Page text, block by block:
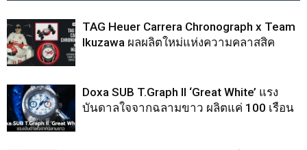
TAG Heuer Carrera Chronograph x Team
Ikuzawa ผลผลิตใหม่แห่งความคลาสสิค
Doxa SUB T.Graph II ‘Great White’ แรง
บันดาลใจจากฉลามขาว ผลิตแค่ 100 เรือน